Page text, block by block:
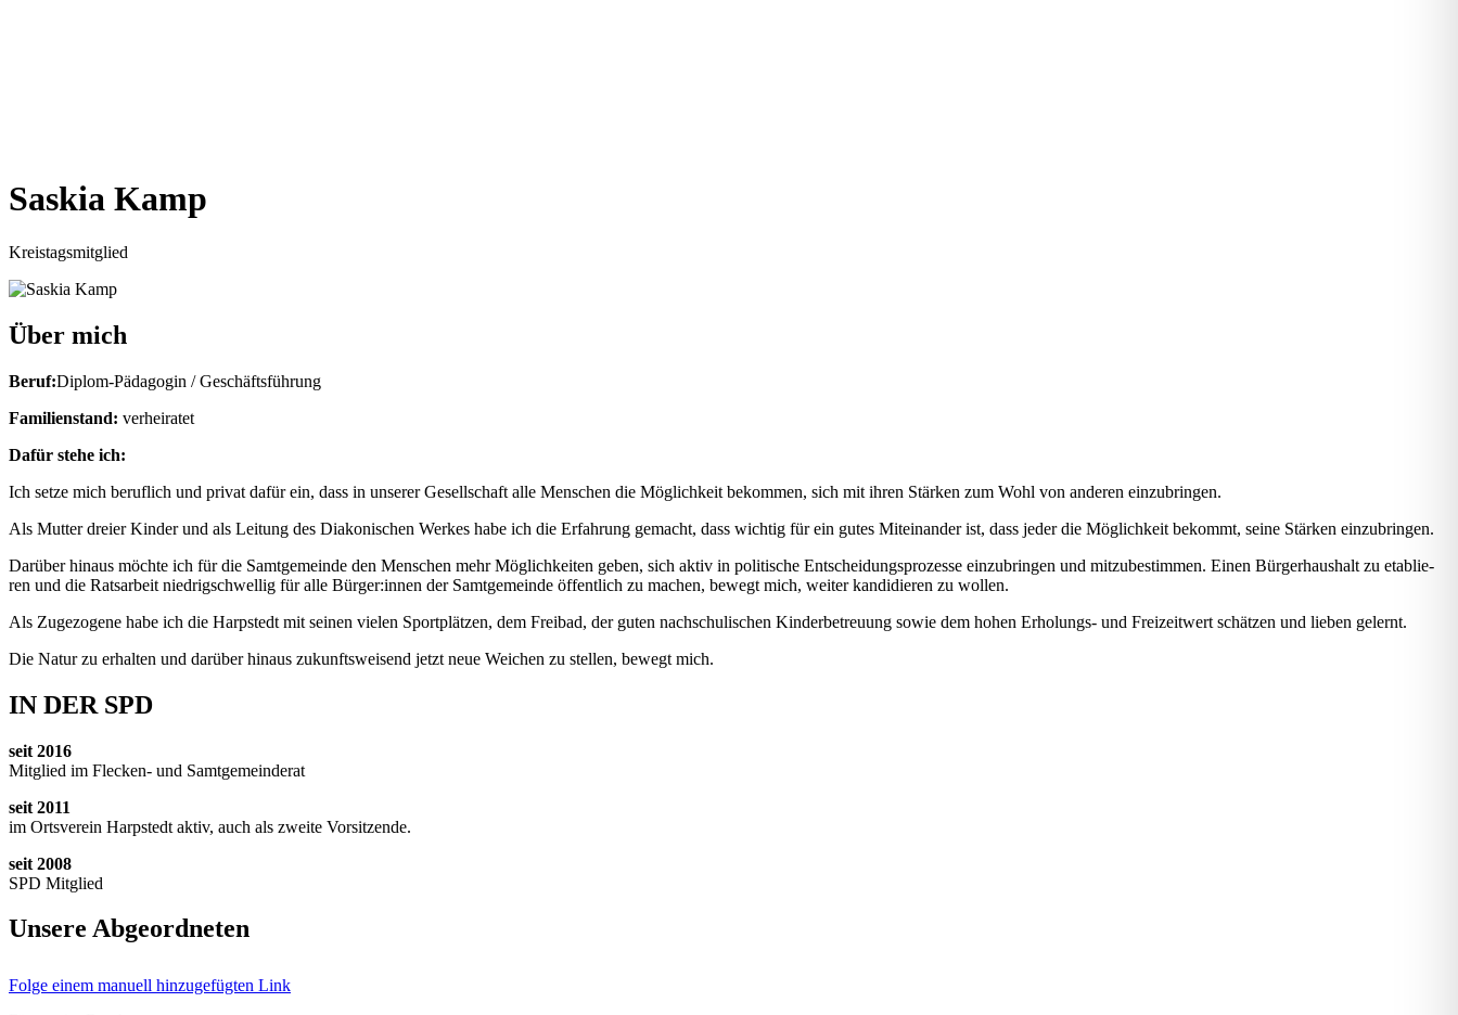
Saskia Kamp
Kreis­tags­mit­glied
Über mich
Beruf:Diplom-Päd­ago­gin / Geschäfts­füh­rung
Fami­li­en­stand: ver­hei­ra­tet
Dafür ste­he ich:
Ich set­ze mich beruf­lich und pri­vat dafür ein, dass in unse­rer Gesell­schaft alle Men­schen die Mög­lich­keit bekom­men, sich mit ihren Stär­ken zum Wohl von ande­ren ein­zu­brin­gen.
Als Mut­ter drei­er Kin­der und als Lei­tung des Dia­ko­ni­schen Wer­kes habe ich die Erfah­rung gemacht, dass wich­tig für ein gutes Mit­ein­an­der ist, dass jeder die Mög­lich­keit bekommt, sei­ne Stär­ken ein­zu­brin­gen.
Dar­über hin­aus möch­te ich für die Samt­ge­mein­de den Men­schen mehr Mög­lich­kei­ten geben, sich aktiv in poli­ti­sche Ent­schei­dungs­pro­zes­se ein­zu­brin­gen und mit­zu­be­stim­men. Einen Bür­ger­haus­halt zu eta­blie­
ren und die Rats­ar­beit nied­rig­schwel­lig für alle Bürger:innen der Samt­ge­mein­de öffent­lich zu machen, bewegt mich, wei­ter kan­di­die­ren zu wol­len.
Als Zuge­zo­ge­ne habe ich die Harp­s­tedt mit sei­nen vie­len Sport­plät­zen, dem Frei­bad, der guten nach­schu­li­schen Kin­der­be­treu­ung sowie dem hohen Erho­lungs- und Frei­zeit­wert schät­zen und lie­ben gelernt.
Die Natur zu erhal­ten und dar­über hin­aus zukunfts­wei­send jetzt neue Wei­chen zu stel­len, bewegt mich.
IN DER SPD
seit 2016
Mit­glied im Fle­cken- und Samt­ge­mein­de­rat
seit 2011
im Orts­ver­ein Harp­s­tedt aktiv, auch als zwei­te Vor­sit­zen­de.
seit 2008
SPD Mit­glied
Unse­re Abge­ord­ne­ten
Fol­ge einem manu­ell hin­zu­ge­füg­ten Link